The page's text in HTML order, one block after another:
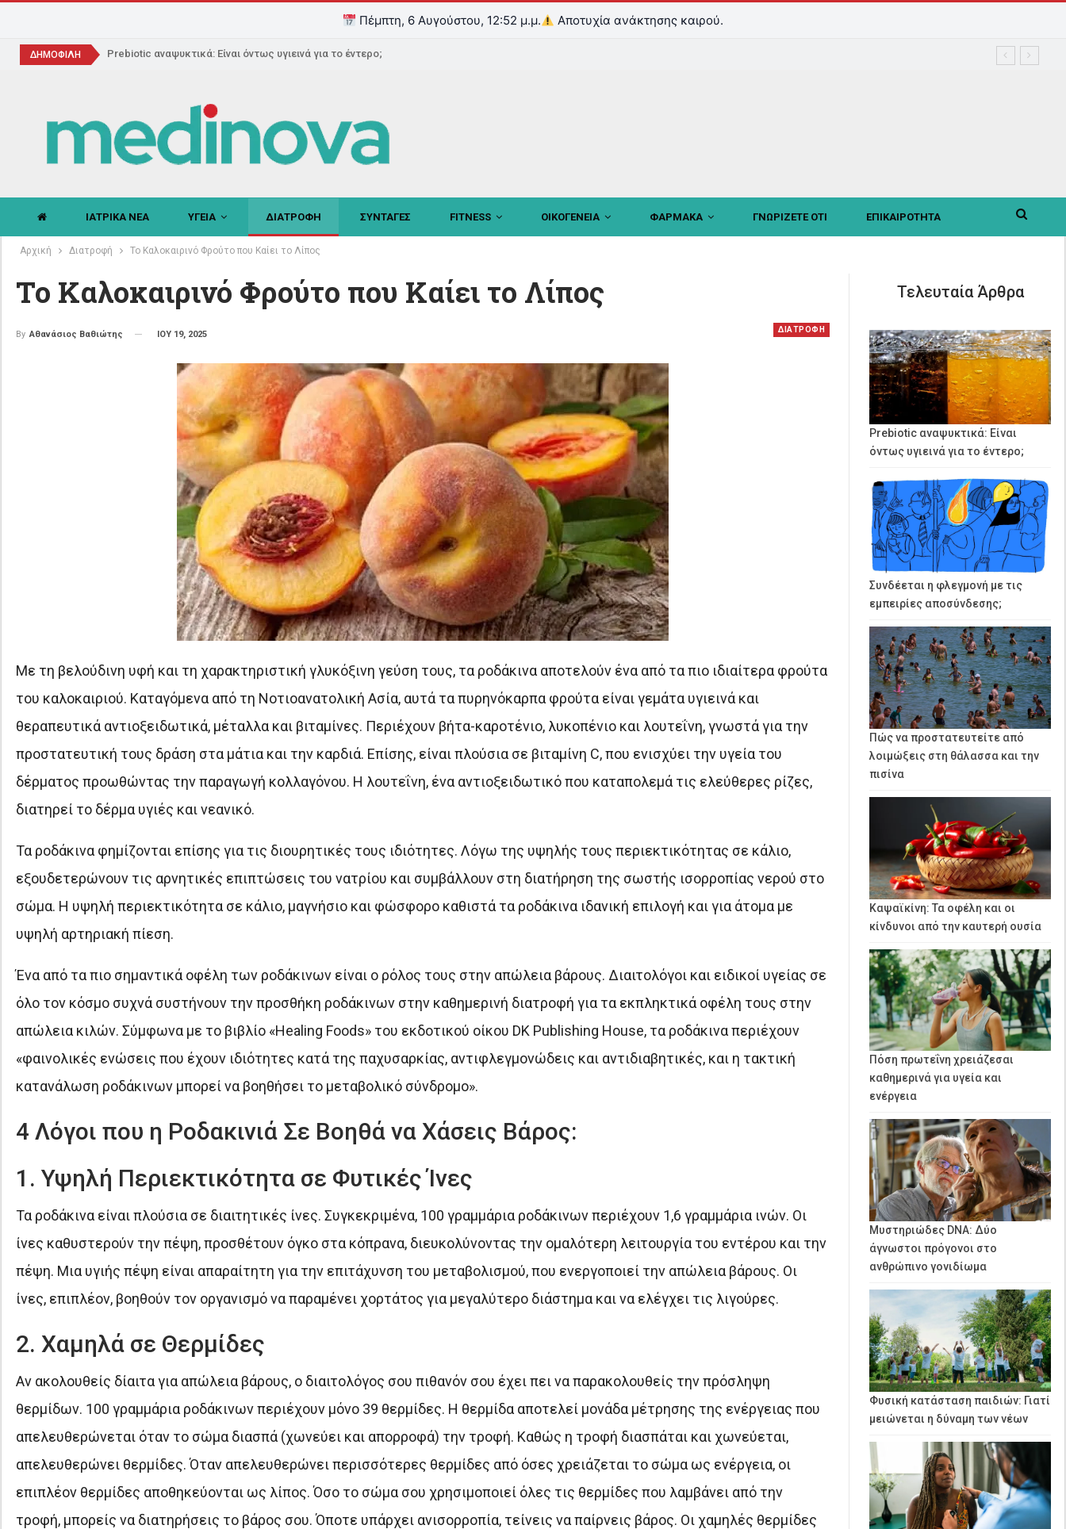
Πέμπτη, 6 Αυγούστου, 12:52 μ.μ. Αποτυχία ανάκτησης καιρού.
ΔΗΜΟΦΙΛΗ Prebiotic αναψυκτικά: Είναι όντως υγιεινά για το έντερο;
ΙΑΤΡΙΚΑ ΝΕΑ ΥΓΕΙΑ ΔΙΑΤΡΟΦΗ ΣΥΝΤΑΓΕΣ FITNESS ΟΙΚΟΓΕΝΕΙΑ ΦΑΡΜΑΚΑ ΓΝΩΡΙΖΕΤΕ ΟΤΙ ΕΠΙΚΑΙΡΟΤΗΤΑ
Αρχική Διατροφή Το Καλοκαιρινό Φρούτο που Καίει το Λίπος
Το Καλοκαιρινό Φρούτο που Καίει το Λίπος
ΔΙΑΤΡΟΦΗ
By Αθανάσιος Βαθιώτης ΙΟΥ 19, 2025
Με τη βελούδινη υφή και τη χαρακτηριστική γλυκόξινη γεύση τους, τα ροδάκινα αποτελούν ένα από τα πιο ιδιαίτερα φρούτα
του καλοκαιριού. Καταγόμενα από τη Νοτιοανατολική Ασία, αυτά τα πυρηνόκαρπα φρούτα είναι γεμάτα υγιεινά και
θεραπευτικά αντιοξειδωτικά, μέταλλα και βιταμίνες. Περιέχουν βήτα-καροτένιο, λυκοπένιο και λουτεΐνη, γνωστά για την
προστατευτική τους δράση στα μάτια και την καρδιά. Επίσης, είναι πλούσια σε βιταμίνη C, που ενισχύει την υγεία του
δέρματος προωθώντας την παραγωγή κολλαγόνου. Η λουτεΐνη, ένα αντιοξειδωτικό που καταπολεμά τις ελεύθερες ρίζες,
διατηρεί το δέρμα υγιές και νεανικό.
Τα ροδάκινα φημίζονται επίσης για τις διουρητικές τους ιδιότητες. Λόγω της υψηλής τους περιεκτικότητας σε κάλιο,
εξουδετερώνουν τις αρνητικές επιπτώσεις του νατρίου και συμβάλλουν στη διατήρηση της σωστής ισορροπίας νερού στο
σώμα. Η υψηλή περιεκτικότητα σε κάλιο, μαγνήσιο και φώσφορο καθιστά τα ροδάκινα ιδανική επιλογή και για άτομα με
υψηλή αρτηριακή πίεση.
Ένα από τα πιο σημαντικά οφέλη των ροδάκινων είναι ο ρόλος τους στην απώλεια βάρους. Διαιτολόγοι και ειδικοί υγείας σε
όλο τον κόσμο συχνά συστήνουν την προσθήκη ροδάκινων στην καθημερινή διατροφή για τα εκπληκτικά οφέλη τους στην
απώλεια κιλών. Σύμφωνα με το βιβλίο «Healing Foods» του εκδοτικού οίκου DK Publishing House, τα ροδάκινα περιέχουν
«φαινολικές ενώσεις που έχουν ιδιότητες κατά της παχυσαρκίας, αντιφλεγμονώδεις και αντιδιαβητικές, και η τακτική
κατανάλωση ροδάκινων μπορεί να βοηθήσει το μεταβολικό σύνδρομο».
4 Λόγοι που η Ροδακινιά Σε Βοηθά να Χάσεις Βάρος:
1. Υψηλή Περιεκτικότητα σε Φυτικές Ίνες
Τα ροδάκινα είναι πλούσια σε διαιτητικές ίνες. Συγκεκριμένα, 100 γραμμάρια ροδάκινων περιέχουν 1,6 γραμμάρια ινών. Οι
ίνες καθυστερούν την πέψη, προσθέτουν όγκο στα κόπρανα, διευκολύνοντας την ομαλότερη λειτουργία του εντέρου και την
πέψη. Μια υγιής πέψη είναι απαραίτητη για την επιτάχυνση του μεταβολισμού, που ενεργοποιεί την απώλεια βάρους. Οι
ίνες, επιπλέον, βοηθούν τον οργανισμό να παραμένει χορτάτος για μεγαλύτερο διάστημα και να ελέγχει τις λιγούρες.
2. Χαμηλά σε Θερμίδες
Αν ακολουθείς δίαιτα για απώλεια βάρους, ο διαιτολόγος σου πιθανόν σου έχει πει να παρακολουθείς την πρόσληψη
θερμίδων. 100 γραμμάρια ροδάκινων περιέχουν μόνο 39 θερμίδες. Η θερμίδα αποτελεί μονάδα μέτρησης της ενέργειας που
απελευθερώνεται όταν το σώμα διασπά (χωνεύει και απορροφά) την τροφή. Καθώς η τροφή διασπάται και χωνεύεται,
απελευθερώνει θερμίδες. Όταν απελευθερώνει περισσότερες θερμίδες από όσες χρειάζεται το σώμα ως ενέργεια, οι
επιπλέον θερμίδες αποθηκεύονται ως λίπος. Όσο το σώμα σου χρησιμοποιεί όλες τις θερμίδες που λαμβάνει από την
τροφή, μπορείς να διατηρήσεις το βάρος σου. Όποτε υπάρχει ανισορροπία, τείνεις να παίρνεις βάρος. Οι χαμηλές θερμίδες
Τελευταία Άρθρα
Prebiotic αναψυκτικά: Είναι
όντως υγιεινά για το έντερο;
Συνδέεται η φλεγμονή με τις
εμπειρίες αποσύνδεσης;
Πώς να προστατευτείτε από
λοιμώξεις στη θάλασσα και την
πισίνα
Καψαϊκίνη: Τα οφέλη και οι
κίνδυνοι από την καυτερή ουσία
Πόση πρωτεΐνη χρειάζεσαι
καθημερινά για υγεία και
ενέργεια
Μυστηριώδες DNA: Δύο
άγνωστοι πρόγονοι στο
ανθρώπινο γονιδίωμα
Φυσική κατάσταση παιδιών: Γιατί
μειώνεται η δύναμη των νέων